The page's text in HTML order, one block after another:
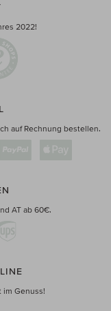
2022!
auf Rechnung bestellen.
AT ab 60€.
im Genuss!